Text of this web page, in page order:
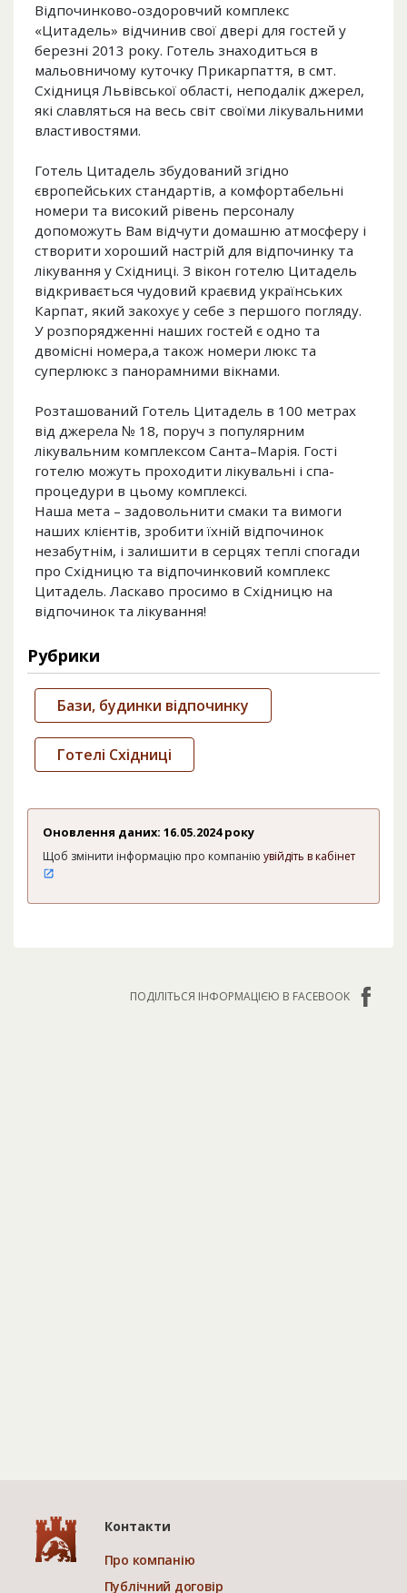
Відпочинково-оздоровчий комплекс
«Цитадель» відчинив свої двері для гостей у
березні 2013 року. Готель знаходиться в
мальовничому куточку Прикарпаття, в смт.
Східниця Львівської області, неподалік джерел,
які славляться на весь світ своїми лікувальними
властивостями.
Готель Цитадель збудований згідно
європейських стандартів, а комфортабельні
номери та високий рівень персоналу
допоможуть Вам відчути домашню атмосферу і
створити хороший настрій для відпочинку та
лікування у Східниці. З вікон готелю Цитадель
відкривається чудовий краєвид українських
Карпат, який закохує у себе з першого погляду.
У розпорядженні наших гостей є одно та
двомісні номера,а також номери люкс та
суперлюкс з панорамними вікнами.
Розташований Готель Цитадель в 100 метрах
від джерела № 18, поруч з популярним
лікувальним комплексом Санта–Марія. Гості
готелю можуть проходити лікувальні і спа-
процедури в цьому комплексі.
Наша мета – задовольнити смаки та вимоги
наших клієнтів, зробити їхній відпочинок
незабутнім, і залишити в серцях теплі спогади
про Східницю та відпочинковий комплекс
Цитадель. Ласкаво просимо в Східницю на
відпочинок та лікування!
Рубрики
Бази, будинки відпочинку
Готелі Східниці
Оновлення даних: 16.05.2024 року
Щоб змінити інформацію про компанію увійдіть в кабінет
ПОДІЛІТЬСЯ ІНФОРМАЦІЄЮ В FACEBOOK
Контакти
Про компанію
Публічний договір